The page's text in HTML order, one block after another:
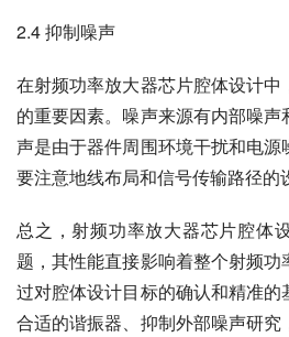
2.4 抑制噪声
在射频功率放大器芯片腔体设计
的重要因素。噪声来源有内部噪
声是由于器件周围环境干扰和电
要注意地线布局和信号传输路径的
总之，射频功率放大器芯片腔体
题，其性能直接影响着整个射频功
过对腔体设计目标的确认和精准
合适的谐振器、抑制外部噪声研